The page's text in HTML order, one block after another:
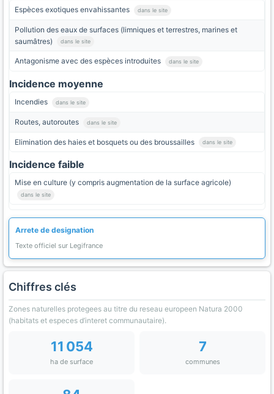
Espèces exotiques envahissantes dans le site
Pollution des eaux de surfaces (limniques et terrestres, marines et
saumâtres)
dans le site
Antagonisme avec des espèces introduites dans le site
Incidence moyenne
Incendies dans le site
Routes, autoroutes dans le site
Elimination des haies et bosquets ou des broussailles dans le site
Incidence faible
Mise en culture (y compris augmentation de la surface agricole)
dans le site
Arrete de designation
Texte officiel sur Legifrance
Chiffres clés
Zones naturelles protegees au titre du reseau europeen Natura 2000
(habitats et especes d’interet communautaire).
11 054
ha de surface
7
communes